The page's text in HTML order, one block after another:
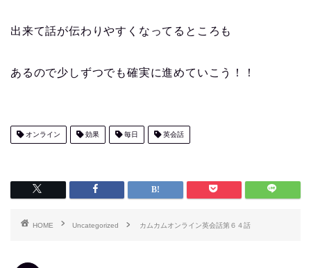
出来て話が伝わりやすくなってるところも
あるので少しずつでも確実に進めていこう！！
オンライン 効果 毎日 英会話
HOME Uncategorized カムカムオンライン英会話第６４話